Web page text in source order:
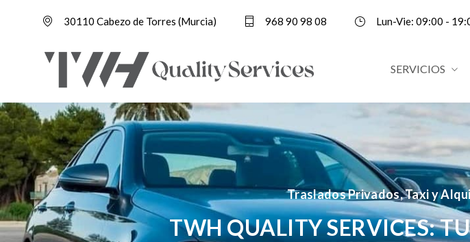
30110 Cabezo de Torres (Murcia) 968 90 98 08 Lun-Vie: 09:00 -
SERVICIOS
Traslados Privados, Taxi y
TWH QUALITY SERVICES: